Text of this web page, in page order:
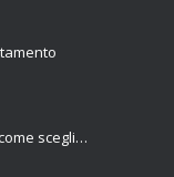
Botox o filler: differenze, benefici e come scegliere il trattamento più adatto